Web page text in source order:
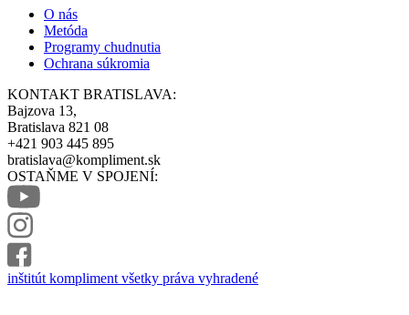
O nás
Metóda
Programy chudnutia
Ochrana súkromia
KONTAKT BRATISLAVA:
Bajzova 13,
Bratislava 821 08
+421 903 445 895
bratislava@kompliment.sk
OSTAŇME V SPOJENÍ:
inštitút kompliment všetky práva vyhradené